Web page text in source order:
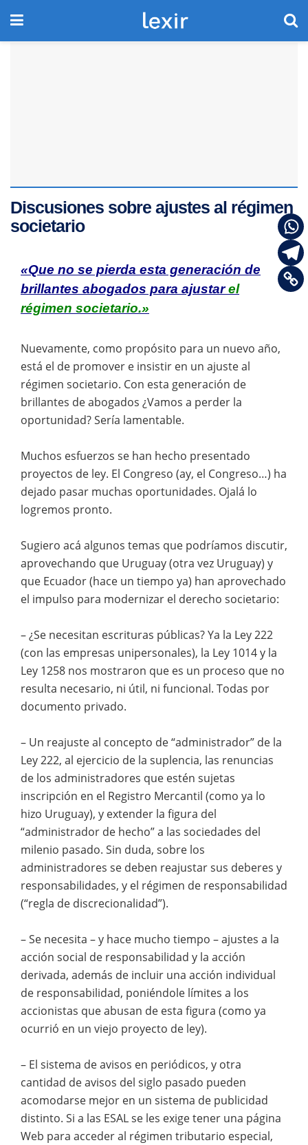
Discusiones sobre ajustes al régimen
societario
«Que no se pierda esta generación de
brillantes abogados para ajustarel
régimen societario.»
Nuevamente, como propósito para un nuevo año,
está el de promover e insistir en un ajuste al
régimen societario. Con esta generación de
brillantes de abogados ¿Vamos a perder la
oportunidad? Sería lamentable.
Muchos esfuerzos se han hecho presentado
proyectos de ley. El Congreso (ay, el Congreso…) ha
dejado pasar muchas oportunidades. Ojalá lo
logremos pronto.
Sugiero acá algunos temas que podríamos discutir,
aprovechando que Uruguay (otra vez Uruguay) y
que Ecuador (hace un tiempo ya) han aprovechado
el impulso para modernizar el derecho societario:
– ¿Se necesitan escrituras públicas? Ya la Ley 222
(con las empresas unipersonales), la Ley 1014 y la
Ley 1258 nos mostraron que es un proceso que no
resulta necesario, ni útil, ni funcional. Todas por
documento privado.
– Un reajuste al concepto de “administrador” de la
Ley 222, al ejercicio de la suplencia, las renuncias
de los administradores que estén sujetas
inscripción en el Registro Mercantil (como ya lo
hizo Uruguay), y extender la figura del
“administrador de hecho” a las sociedades del
milenio pasado. Sin duda, sobre los
administradores se deben reajustar sus deberes y
responsabilidades, y el régimen de responsabilidad
(“regla de discrecionalidad”).
– Se necesita – y hace mucho tiempo – ajustes a la
acción social de responsabilidad y la acción
derivada, además de incluir una acción individual
de responsabilidad, poniéndole límites a los
accionistas que abusan de esta figura (como ya
ocurrió en un viejo proyecto de ley).
– El sistema de avisos en periódicos, y otra
cantidad de avisos del siglo pasado pueden
acomodarse mejor en un sistema de publicidad
distinto. Si a las ESAL se les exige tener una página
Web para acceder al régimen tributario especial,